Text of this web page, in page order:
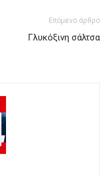
Επόμενο άρθρο
Γλυκόξινη σάλτσα